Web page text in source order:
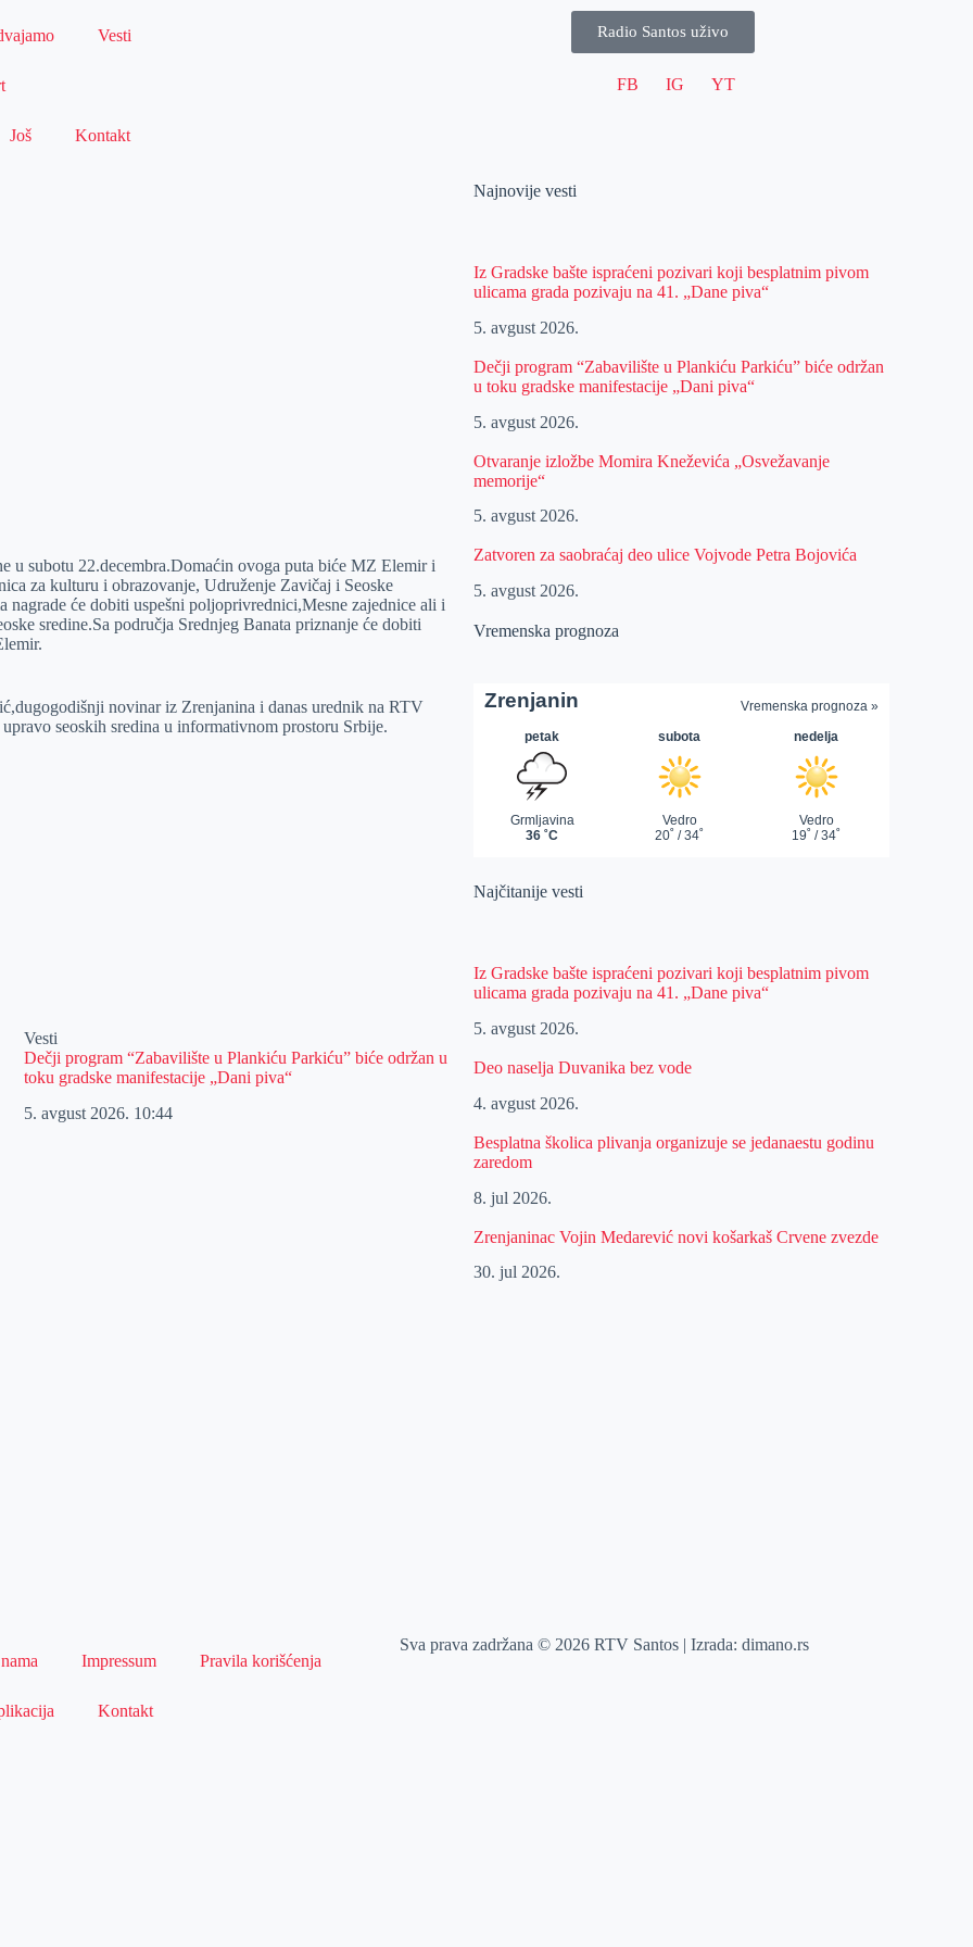
Vesti
Još Kontakt
Radio Santos uživo
FB IG YT
u subotu 22.decembra.Domaćin ovoga puta biće MZ Elemir i
za kulturu i obrazovanje, Udruženje Zavičaj i Seoske
će dobiti uspešni poljoprivrednici,Mesne zajednice ali i
sredine.Sa područja Srednjeg Banata priznanje će dobiti
novinar iz Zrenjanina i danas urednik na RTV
seoskih sredina u informativnom prostoru Srbije.
Vesti
Dečji program “Zabavilište u Plankiću Parkiću” biće održan u
toku gradske manifestacije „Dani piva“
5. avgust 2026. 10:44
Najnovije vesti
Iz Gradske bašte ispraćeni pozivari koji besplatnim pivom
ulicama grada pozivaju na 41. „Dane piva“
5. avgust 2026.
Dečji program “Zabavilište u Plankiću Parkiću” biće održan
u toku gradske manifestacije „Dani piva“
5. avgust 2026.
Otvaranje izložbe Momira Kneževića „Osvežavanje
memorije“
5. avgust 2026.
Zatvoren za saobraćaj deo ulice Vojvode Petra Bojovića
5. avgust 2026.
Vremenska prognoza
Najčitanije vesti
Iz Gradske bašte ispraćeni pozivari koji besplatnim pivom
ulicama grada pozivaju na 41. „Dane piva“
5. avgust 2026.
Deo naselja Duvanika bez vode
4. avgust 2026.
Besplatna školica plivanja organizuje se jedanaestu godinu
zaredom
8. jul 2026.
Zrenjaninac Vojin Medarević novi košarkaš Crvene zvezde
30. jul 2026.
Impressum Pravila korišćenja
Kontakt
Sva prava zadržana © 2026 RTV Santos | Izrada:dimano.rs